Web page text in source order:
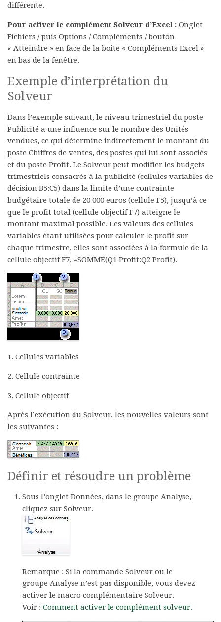
différente.
Pour activer le complément Solveur d’Excel : Onglet
Fichiers / puis Options / Compléments / bouton
« Atteindre » en face de la boite « Compléments Excel »
en bas de la fenêtre.
Exemple d’interprétation du
Solveur
Dans l’exemple suivant, le niveau trimestriel du poste
Publicité a une influence sur le nombre des Unités
vendues, ce qui détermine indirectement le montant du
poste Chiffres de ventes, des postes qui lui sont associés
et du poste Profit. Le Solveur peut modifier les budgets
trimestriels consacrés à la publicité (cellules variables de
décision B5:C5) dans la limite d’une contrainte
budgétaire totale de 20 000 euros (cellule F5), jusqu’à ce
que le profit total (cellule objectif F7) atteigne le
montant maximal possible. Les valeurs des cellules
variables étant utilisées pour calculer le profit sur
chaque trimestre, elles sont associées à la formule de la
cellule objectif F7, =SOMME(Q1 Profit:Q2 Profit).
1. Cellules variables
2. Cellule contrainte
3. Cellule objectif
Après l’exécution du Solveur, les nouvelles valeurs sont
les suivantes :
Définir et résoudre un problème
Sous l’onglet Données, dans le groupe Analyse,
cliquez sur Solveur.
Remarque : Si la commande Solveur ou le
groupe Analyse n’est pas disponible, vous devez
activer le macro complémentaire Solveur.
Voir : Comment activer le complément solveur.